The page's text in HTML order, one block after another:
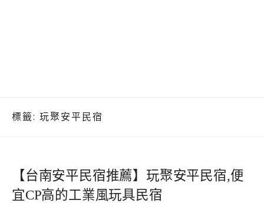
標籤: 玩聚安平民宿
【台南安平民宿推薦】玩聚安平民宿,便
宜CP高的工業風玩具民宿